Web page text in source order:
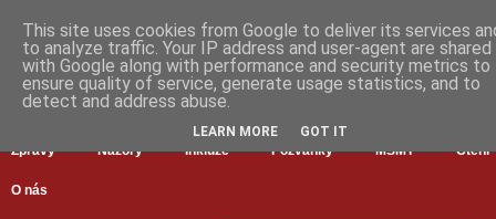
Zprávy Názory Inkluze Pozvánky MŠMT Čtení
O nás
This site uses cookies from Google to deliver its services
to analyze traffic. Your IP address and user-agent are shared
with Google along with performance and security metrics to
ensure quality of service, generate usage statistics, and to
detect and address abuse.
LEARN MORE GOT IT